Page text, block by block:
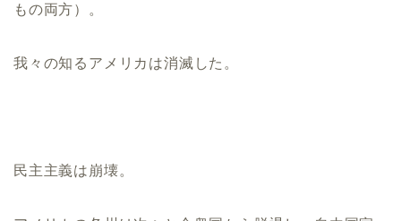
もの両方）。
我々の知るアメリカは消滅した。
民主主義は崩壊。